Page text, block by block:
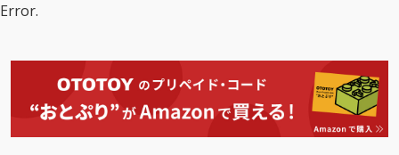
して作られており本人
曰くこのアルバムでリ
リックよりもフローの
修正に時間を掛けたと
Error.